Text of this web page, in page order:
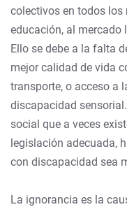
colectivos en todos los
educación, al mercado
Ello se debe a la falta
mejor calidad de vida
transporte, o acceso a
discapacidad
social que a veces
legislación adecuada,
con discapacidad sea
La ignorancia es la